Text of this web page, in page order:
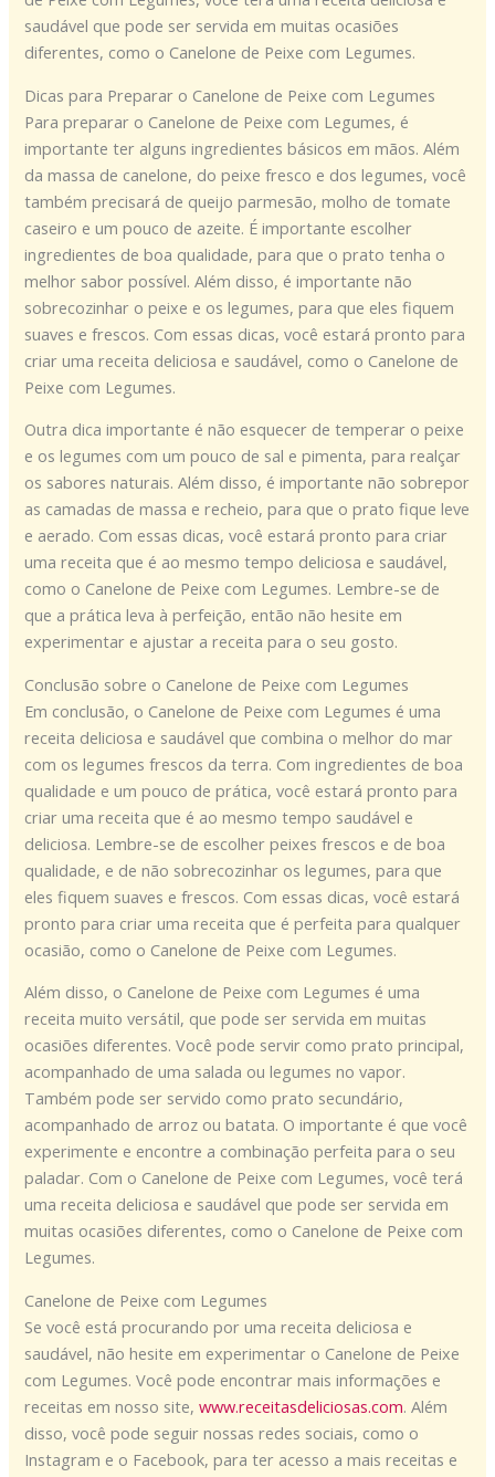
saudável que pode ser servida em muitas ocasiões
diferentes, como o Canelone de Peixe com Legumes.
Dicas para Preparar o Canelone de Peixe com Legumes
Para preparar o Canelone de Peixe com Legumes, é
importante ter alguns ingredientes básicos em mãos. Além
da massa de canelone, do peixe fresco e dos legumes, você
também precisará de queijo parmesão, molho de tomate
caseiro e um pouco de azeite. É importante escolher
ingredientes de boa qualidade, para que o prato tenha o
melhor sabor possível. Além disso, é importante não
sobrecozinhar o peixe e os legumes, para que eles fiquem
suaves e frescos. Com essas dicas, você estará pronto para
criar uma receita deliciosa e saudável, como o Canelone de
Peixe com Legumes.
Outra dica importante é não esquecer de temperar o peixe
e os legumes com um pouco de sal e pimenta, para realçar
os sabores naturais. Além disso, é importante não sobrepor
as camadas de massa e recheio, para que o prato fique leve
e aerado. Com essas dicas, você estará pronto para criar
uma receita que é ao mesmo tempo deliciosa e saudável,
como o Canelone de Peixe com Legumes. Lembre-se de
que a prática leva à perfeição, então não hesite em
experimentar e ajustar a receita para o seu gosto.
Conclusão sobre o Canelone de Peixe com Legumes
Em conclusão, o Canelone de Peixe com Legumes é uma
receita deliciosa e saudável que combina o melhor do mar
com os legumes frescos da terra. Com ingredientes de boa
qualidade e um pouco de prática, você estará pronto para
criar uma receita que é ao mesmo tempo saudável e
deliciosa. Lembre-se de escolher peixes frescos e de boa
qualidade, e de não sobrecozinhar os legumes, para que
eles fiquem suaves e frescos. Com essas dicas, você estará
pronto para criar uma receita que é perfeita para qualquer
ocasião, como o Canelone de Peixe com Legumes.
Além disso, o Canelone de Peixe com Legumes é uma
receita muito versátil, que pode ser servida em muitas
ocasiões diferentes. Você pode servir como prato principal,
acompanhado de uma salada ou legumes no vapor.
Também pode ser servido como prato secundário,
acompanhado de arroz ou batata. O importante é que você
experimente e encontre a combinação perfeita para o seu
paladar. Com o Canelone de Peixe com Legumes, você terá
uma receita deliciosa e saudável que pode ser servida em
muitas ocasiões diferentes, como o Canelone de Peixe com
Legumes.
Canelone de Peixe com Legumes
Se você está procurando por uma receita deliciosa e
saudável, não hesite em experimentar o Canelone de Peixe
com Legumes. Você pode encontrar mais informações e
receitas em nosso site,www.receitasdeliciosas.com. Além
disso, você pode seguir nossas redes sociais, como o
Instagram e o Facebook, para ter acesso a mais receitas e